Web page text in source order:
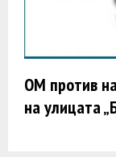
ОМ против
на улицата